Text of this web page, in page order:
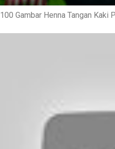
100 Gambar Henna Tangan